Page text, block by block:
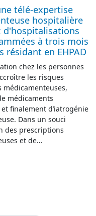
télé-expertise
hospitalière
d'hospitalisations
à trois mois
résidant en EHPAD
chez les personnes
les risques
médicamenteuses,
médicaments
finalement d’iatrogénie
Dans un souci
des prescriptions
et de…